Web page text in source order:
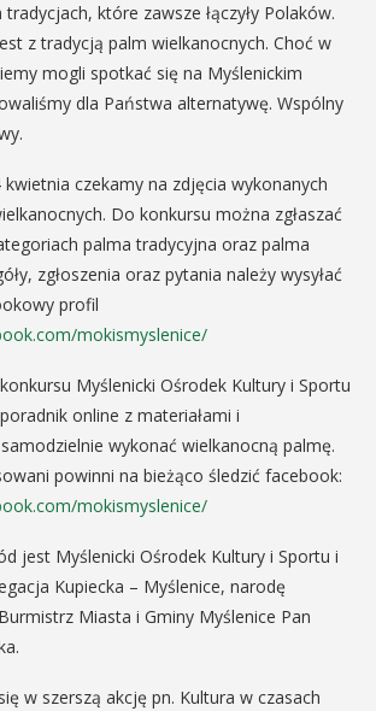
które zawsze łączyły Polaków.
z tradycją palm wielkanocnych. Choć w
mogli spotkać się na Myślenickim
dla Państwa alternatywę. Wspólny
czekamy na zdjęcia wykonanych
Do konkursu można zgłaszać
palma tradycyjna oraz palma
zgłoszenia oraz pytania należy wysyłać
profil
mokismyslenice/
Myślenicki Ośrodek Kultury i Sportu
online z materiałami i
wykonać wielkanocną palmę.
powinni na bieżąco śledzić facebook:
mokismyslenice/
jest Myślenicki Ośrodek Kultury i Sportu i
Kupiecka – Myślenice, narodę
Miasta i Gminy Myślenice Pan
w szerszą akcję pn. Kultura w czasach